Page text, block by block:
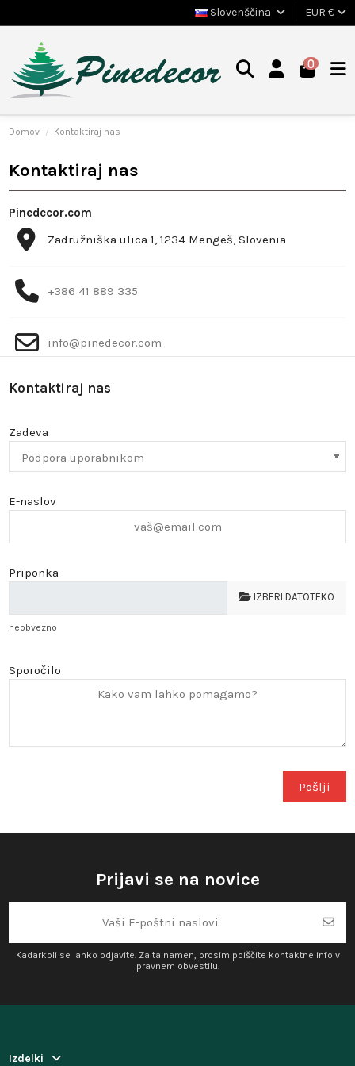
Slovenščina EUR €
0
Domov Kontaktiraj nas
Kontaktiraj nas
Pinedecor.com
Zadružniška ulica 1, 1234 Mengeš, Slovenia
+386 41 889 335
info@pinedecor.com
Kontaktiraj nas
Zadeva
E-naslov
Priponka
IZBERI DATOTEKO
neobvezno
Sporočilo
Prijavi se na novice
Kadarkoli se lahko odjavite. Za ta namen, prosim poiščite kontaktne info v
pravnem obvestilu.
Izdelki